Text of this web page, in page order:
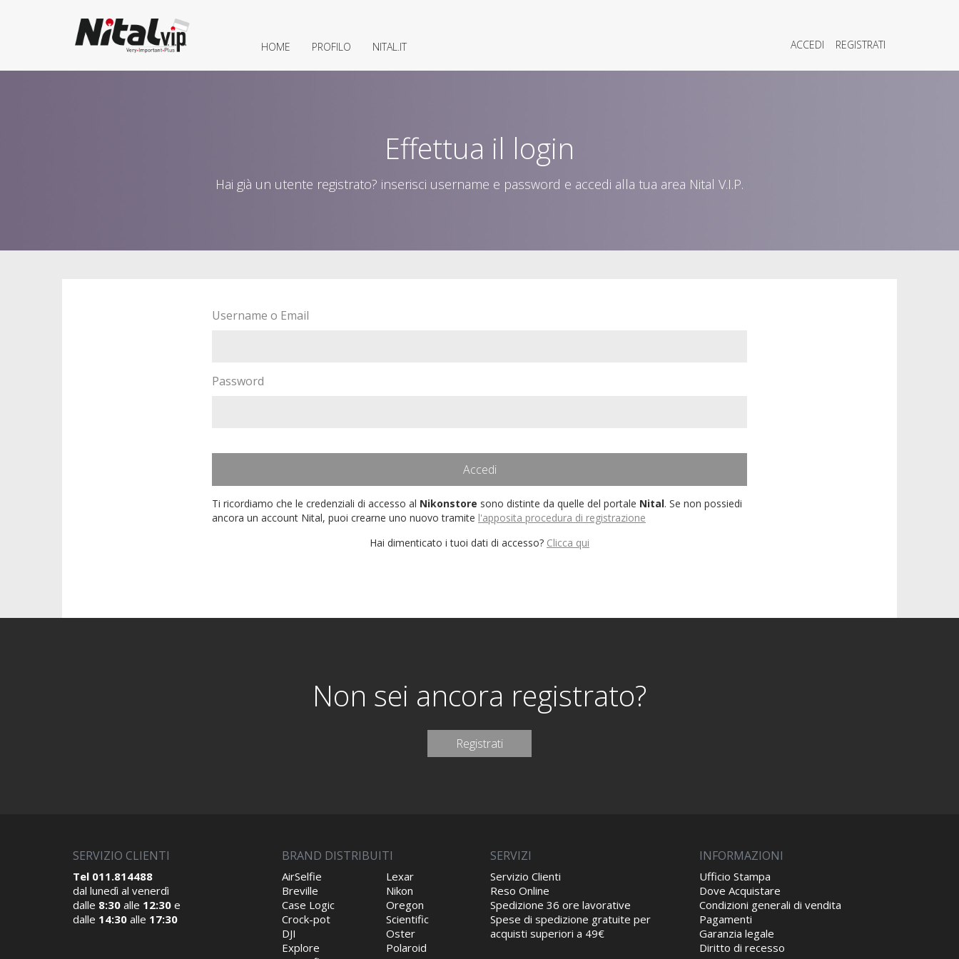
HOME PROFILO NITAL.IT ACCEDI REGISTRATI
Effettua il login
Hai già un utente registrato? inserisci username e password e accedi alla tua area Nital V.I.P.
Username o Email
Password
Ti ricordiamo che le credenziali di accesso al Nikonstore sono distinte da quelle del portale Nital. Se non possiedi
ancora un account Nital, puoi crearne uno nuovo tramite l'apposita procedura di registrazione
Hai dimenticato i tuoi dati di accesso? Clicca qui
Non sei ancora registrato?
Registrati
SERVIZIO CLIENTI
Tel 011.814488
dal lunedì al venerdì
dalle 8:30 alle 12:30 e
dalle 14:30 alle 17:30
BRAND DISTRIBUITI
AirSelfie
Breville
Case Logic
Crock-pot
DJI
Explore
Lexar
Nikon
Oregon
Scientific
Oster
Polaroid
SERVIZI
Servizio Clienti
Reso Online
Spedizione 36 ore lavorative
Spese di spedizione gratuite per
acquisti superiori a 49€
INFORMAZIONI
Ufficio Stampa
Dove Acquistare
Condizioni generali di vendita
Pagamenti
Garanzia legale
Diritto di recesso